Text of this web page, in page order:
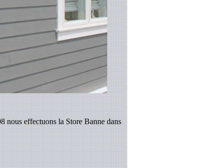
nous effectuons la Store Banne dans